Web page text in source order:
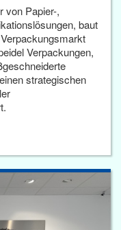
von Papier-,
baut
Verpackungen,
strategischen